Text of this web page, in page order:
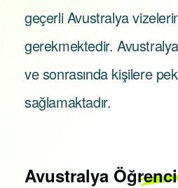
geçerli Avustralya
gerekmektedir.
ve sonrasında kişilere
sağlamaktadır.
Avustralya